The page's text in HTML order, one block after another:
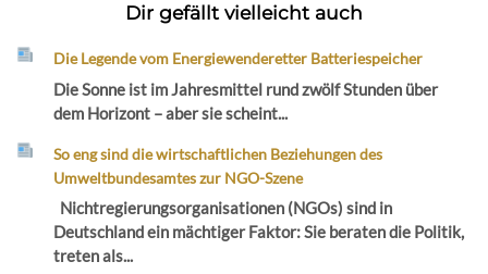
Dir gefällt vielleicht auch
Die Legende vom Energiewenderetter Batteriespeicher
Die Sonne ist im Jahresmittel rund zwölf Stunden über
dem Horizont – aber sie scheint...
So eng sind die wirtschaftlichen Beziehungen des
Umweltbundesamtes zur NGO-Szene
Nichtregierungsorganisationen (NGOs) sind in
Deutschland ein mächtiger Faktor: Sie beraten die Politik,
treten als...